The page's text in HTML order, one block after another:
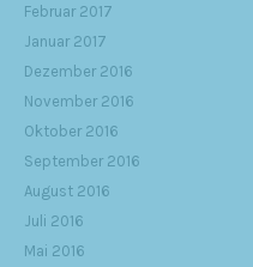
Februar 2017
Januar 2017
Dezember 2016
November 2016
Oktober 2016
September 2016
August 2016
Juli 2016
Mai 2016